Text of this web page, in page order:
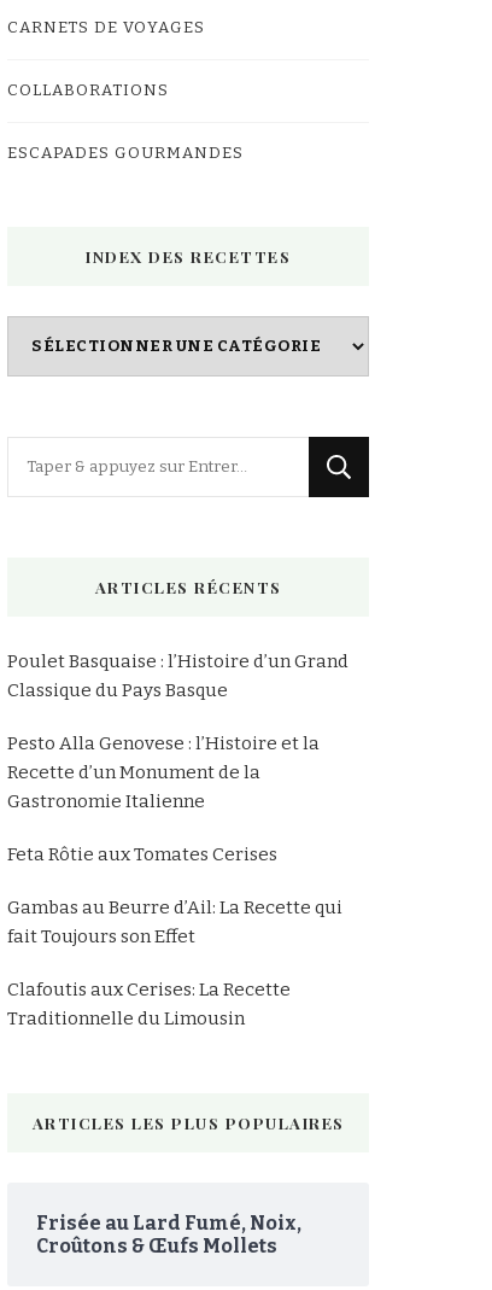
CARNETS DE VOYAGES
COLLABORATIONS
ESCAPADES GOURMANDES
INDEX DES RECETTES
Index
ARTICLES RÉCENTS
Poulet Basquaise : l’Histoire d’un Grand
Classique du Pays Basque
Pesto Alla Genovese : l’Histoire et la
Recette d’un Monument de la
Gastronomie Italienne
Feta Rôtie aux Tomates Cerises
Gambas au Beurre d’Ail: La Recette qui
fait Toujours son Effet
Clafoutis aux Cerises: La Recette
Traditionnelle du Limousin
ARTICLES LES PLUS POPULAIRES
Frisée au Lard Fumé, Noix,
Croûtons & Œufs Mollets